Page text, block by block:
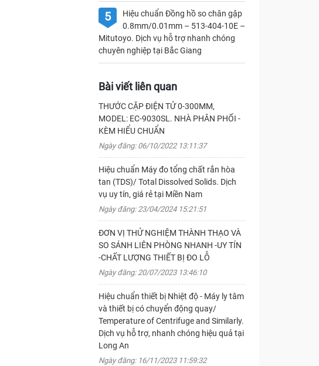
5
Hiệu chuẩn Đồng hồ so chân gập
0.8mm/0.01mm – 513-404-10E –
Mitutoyo. Dịch vụ hỗ trợ nhanh chóng
chuyên nghiệp tại Bắc Giang
Bài viết liên quan
THƯỚC CẶP ĐIỆN TỬ 0-300MM,
MODEL: EC-9030SL. NHÀ PHÂN PHỐI -
KÈM HIỂU CHUẨN
Ngày đăng: 06/10/2022 13:11:37
Hiệu chuẩn Máy đo tổng chất rắn hòa
tan (TDS)/ Total Dissolved Solids. Dịch
vụ uy tín, giá rẻ tại Miền Nam
Ngày đăng: 23/04/2024 15:21:51
ĐƠN VỊ THỬ NGHIỆM THÀNH THẠO VÀ
SO SÁNH LIÊN PHÒNG NHANH -UY TÍN
-CHẤT LƯỢNG THIẾT BỊ ĐO LỖ
Ngày đăng: 20/07/2023 13:46:10
Hiệu chuẩn thiết bị Nhiệt độ - Máy ly tâm
và thiết bị có chuyển động quay/
Temperature of Centrifuge and Similarly.
Dịch vụ hỗ trợ, nhanh chóng hiệu quả tại
Long An
Ngày đăng: 16/11/2023 11:59:32